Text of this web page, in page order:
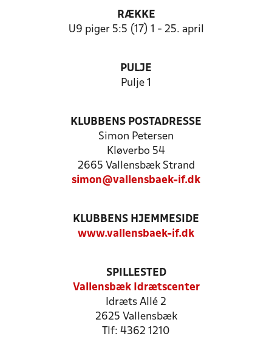
RÆKKE
U9 piger 5:5 (17) 1 - 25. april
PULJE
Pulje 1
KLUBBENS POSTADRESSE
Simon Petersen
Kløverbo 54
2665 Vallensbæk Strand
simon@vallensbaek-if.dk
KLUBBENS HJEMMESIDE
www.vallensbaek-if.dk
SPILLESTED
Vallensbæk Idrætscenter
Idræts Allé 2
2625 Vallensbæk
Tlf: 4362 1210